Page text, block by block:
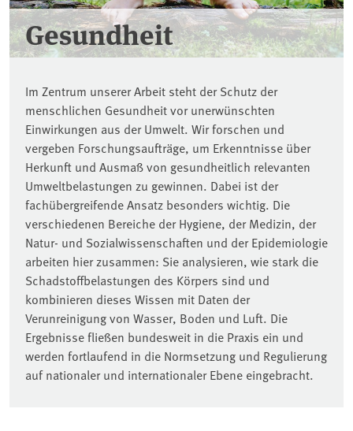
Gesundheit
Im Zentrum unserer Arbeit steht der Schutz der
menschlichen Gesundheit vor unerwünschten
Einwirkungen aus der Umwelt. Wir forschen und
vergeben Forschungsaufträge, um Erkenntnisse über
Herkunft und Ausmaß von gesundheitlich relevanten
Umweltbelastungen zu gewinnen. Dabei ist der
fachübergreifende Ansatz besonders wichtig. Die
verschiedenen Bereiche der Hygiene, der Medizin, der
Natur- und Sozialwissenschaften und der Epidemiologie
arbeiten hier zusammen: Sie analysieren, wie stark die
Schadstoffbelastungen des Körpers sind und
kombinieren dieses Wissen mit Daten der
Verunreinigung von Wasser, Boden und Luft. Die
Ergebnisse fließen bundesweit in die Praxis ein und
werden fortlaufend in die Normsetzung und Regulierung
auf nationaler und internationaler Ebene eingebracht.